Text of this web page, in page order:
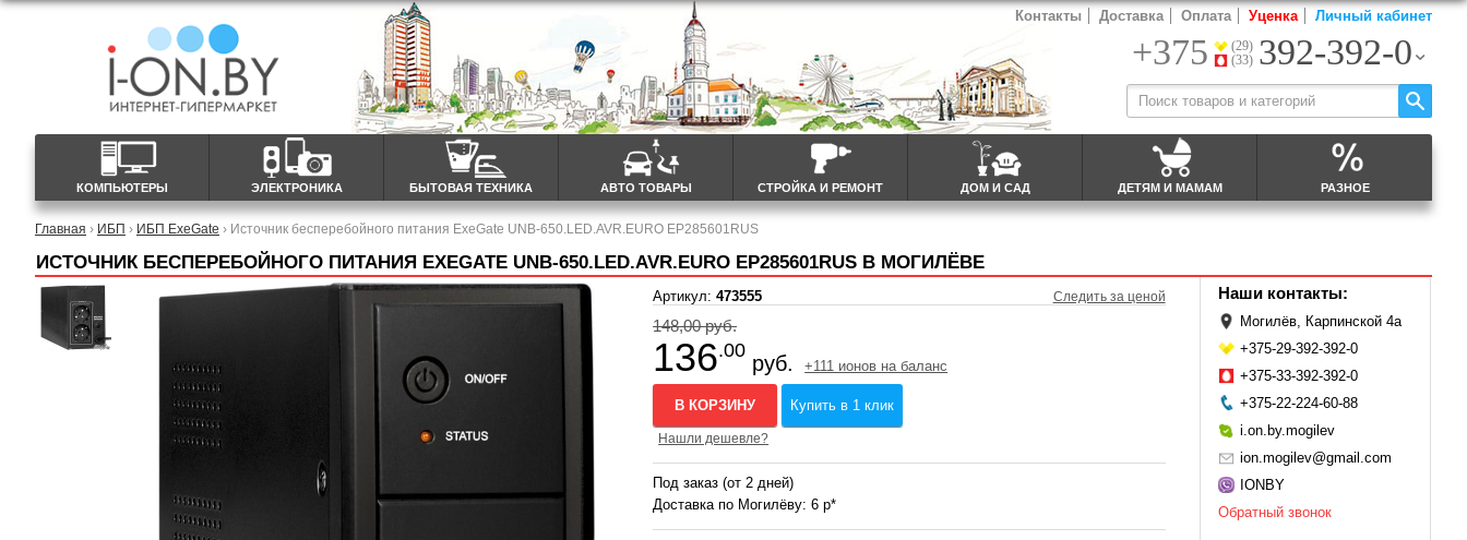
КОМПЬЮТЕРЫ ЭЛЕКТРОНИКА БЫТОВАЯ ТЕХНИКА АВТО ТОВАРЫ СТРОЙКА И РЕМОНТ ДОМ И САД ДЕТЯМ И МАМАМ РАЗНОЕ
Контакты Доставка Оплата Уценка Личный кабинет
+375
(29)
(33) 392-392-0
Главная › ИБП › ИБП ExeGate › Источник бесперебойного питания ExeGate UNB-650.LED.AVR.EURO EP285601RUS
ИСТОЧНИК БЕСПЕРЕБОЙНОГО ПИТАНИЯ EXEGATE UNB-650.LED.AVR.EURO EP285601RUS В МОГИЛЁВЕ
Артикул:473555 Следить за ценой
148,00 руб.
136.00
руб. +111 ионов на баланс
В КОРЗИНУ Купить в 1 клик
Нашли дешевле?
Под заказ (от 2 дней)
Доставка по Могилёву: 6 р*
Наши контакты:
Могилёв, Карпинской 4а
+375-29-392-392-0
+375-33-392-392-0
+375-22-224-60-88
i.on.by.mogilev
ion.mogilev@gmail.com
IONBY
Обратный звонок